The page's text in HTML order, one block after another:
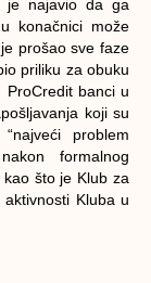
je najavio da ga
konačnici može
prošao sve faze
priliku za obuku
banci u
koji su
problem
formalnog
što je Klub za
Kluba u